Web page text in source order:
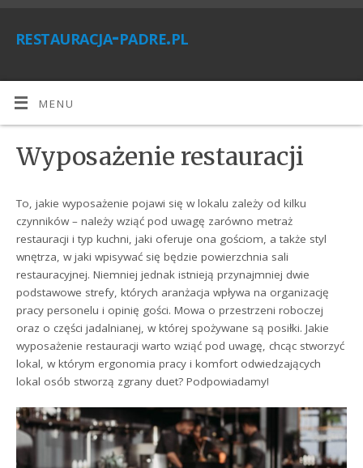
restauracja-padre.pl
MENU
Wyposażenie restauracji
To, jakie wyposażenie pojawi się w lokalu zależy od kilku
czynników – należy wziąć pod uwagę zarówno metraż
restauracji i typ kuchni, jaki oferuje ona gościom, a także styl
wnętrza, w jaki wpisywać się będzie powierzchnia sali
restauracyjnej. Niemniej jednak istnieją przynajmniej dwie
podstawowe strefy, których aranżacja wpływa na organizację
pracy personelu i opinię gości. Mowa o przestrzeni roboczej
oraz o części jadalnianej, w której spożywane są posiłki. Jakie
wyposażenie restauracji warto wziąć pod uwagę, chcąc stworzyć
lokal, w którym ergonomia pracy i komfort odwiedzających
lokal osób stworzą zgrany duet? Podpowiadamy!